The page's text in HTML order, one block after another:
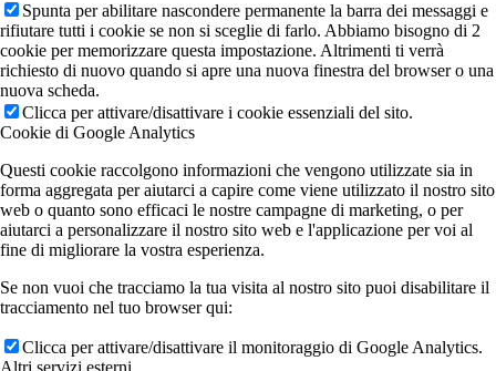
Spunta per abilitare nascondere permanente la barra dei messaggi e
rifiutare tutti i cookie se non si sceglie di farlo. Abbiamo bisogno di 2
cookie per memorizzare questa impostazione. Altrimenti ti verrà
richiesto di nuovo quando si apre una nuova finestra del browser o una
nuova scheda.
Clicca per attivare/disattivare i cookie essenziali del sito.
Cookie di Google Analytics
Questi cookie raccolgono informazioni che vengono utilizzate sia in
forma aggregata per aiutarci a capire come viene utilizzato il nostro sito
web o quanto sono efficaci le nostre campagne di marketing, o per
aiutarci a personalizzare il nostro sito web e l'applicazione per voi al
fine di migliorare la vostra esperienza.
Se non vuoi che tracciamo la tua visita al nostro sito puoi disabilitare il
tracciamento nel tuo browser qui:
Clicca per attivare/disattivare il monitoraggio di Google Analytics.